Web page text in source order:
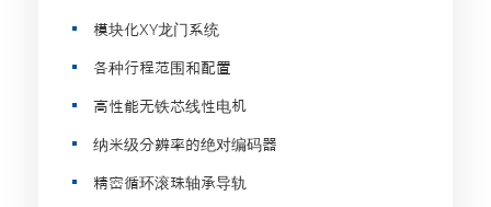
模块化XY龙门系统
各种行程范围和配置
高性能无铁芯线性电机
纳米级分辨率的绝对编码器
精密循环滚珠轴承导轨